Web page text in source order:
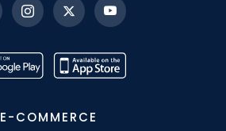
E-COMMERCE